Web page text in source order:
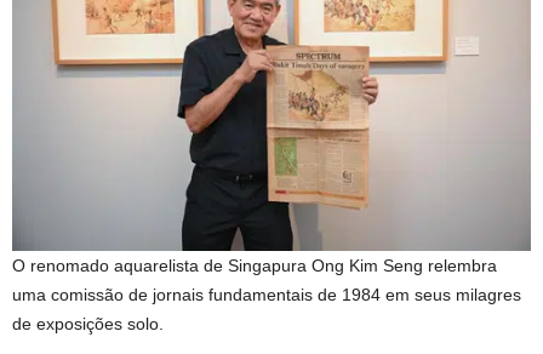
O renomado aquarelista de Singapura Ong Kim Seng relembra
uma comissão de jornais fundamentais de 1984 em seus milagres
de exposições solo.